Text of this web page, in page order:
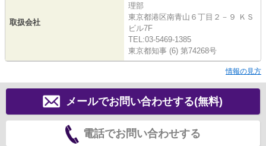
取扱会社
理部
東京都港区南青山６丁目２－９ ＫＳ
ビル7F
TEL:03-5469-1385
東京都知事 (6) 第74268号
情報の見方
メールでお問い合わせする(無料)
電話でお問い合わせする